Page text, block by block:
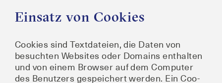
Einsatz von Cookies
Coo­kies sind Text­da­tei­en, die Daten von
besuch­ten Web­sites oder Domains ent­hal­ten
und von einem Brow­ser auf dem Com­pu­ter
des Benut­zers gespei­chert wer­den. Ein Coo­